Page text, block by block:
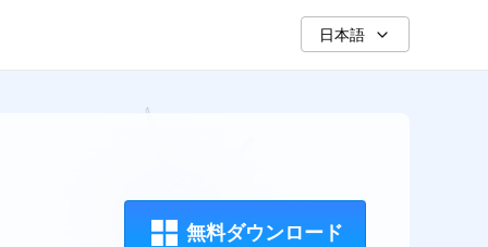
日本語
無料ダウンロード